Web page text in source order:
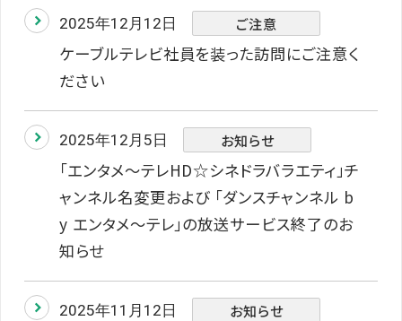
2025年12月12日 ご注意
ケーブルテレビ社員を装った訪問にご注意く
ださい
2025年12月5日 お知らせ
「エンタメ～テレHD☆シネドラバラエティ」チ
ャンネル名変更および 「ダンスチャンネル b
y エンタメ～テレ」の放送サービス終了のお
知らせ
2025年11月12日 お知らせ